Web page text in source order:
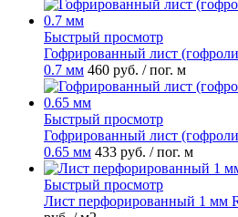
Быстрый просмотр
Гофрированный лист
0.7 мм 460 руб. / пог. м
Быстрый просмотр
Гофрированный лист
0.65 мм 433 руб. / пог. м
Быстрый просмотр
Лист перфорированный 1 мм